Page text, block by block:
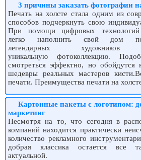
3 причины заказать фотографии
Печать на холсте стала одним из
способов подчеркнуть свою
При помощи цифровых технологий
легко наполнить свой дом
легендарных
уникальную фотоколлекцию.
смотреться эффектно, но обойдутся
шедевры реальных мастеров
печати. Преимущества печати на
Картонные пакеты с логотипом:
маркетинг
Несмотря на то, что сегодня в
компаний находится практически
количество рекламного
добрая классика остается все
актуальной.